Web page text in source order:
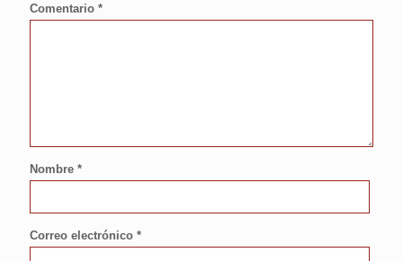
Comentario *
Nombre *
Correo electrónico *